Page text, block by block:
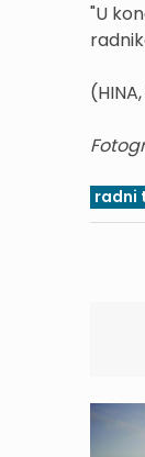
"U
radni